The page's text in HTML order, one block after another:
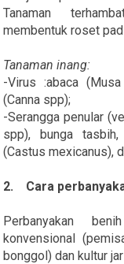
Tanaman
membentuk roset
Tanaman inang:
-Virus :abaca
(Canna spp);
-Serangga penular
spp), bunga
(Castus mexicanus),
2. Cara
Perbanyakan
konvensional
bonggol) dan kultur